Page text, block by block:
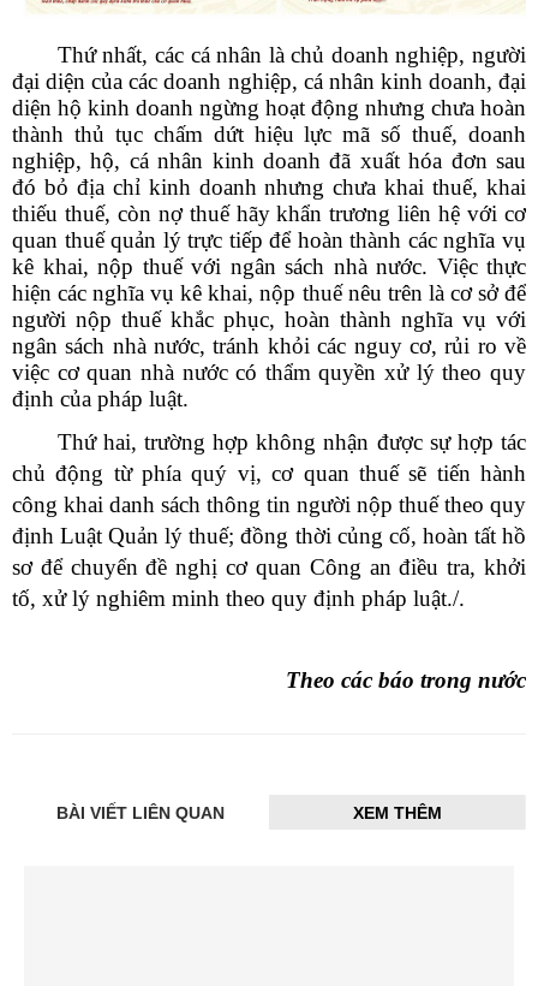
Thứ nhất, các cá nhân là chủ doanh nghiệp, người
đại diện của các doanh nghiệp, cá nhân kinh doanh, đại
diện hộ kinh doanh ngừng hoạt động nhưng chưa hoàn
thành thủ tục chấm dứt hiệu lực mã số thuế, doanh
nghiệp, hộ, cá nhân kinh doanh đã xuất hóa đơn sau
đó bỏ địa chỉ kinh doanh nhưng chưa khai thuế, khai
thiếu thuế, còn nợ thuế hãy khẩn trương liên hệ với cơ
quan thuế quản lý trực tiếp để hoàn thành các nghĩa vụ
kê khai, nộp thuế với ngân sách nhà nước. Việc thực
hiện các nghĩa vụ kê khai, nộp thuế nêu trên là cơ sở để
người nộp thuế khắc phục, hoàn thành nghĩa vụ với
ngân sách nhà nước, tránh khỏi các nguy cơ, rủi ro về
việc cơ quan nhà nước có thẩm quyền xử lý theo quy
định của pháp luật.
Thứ hai, trường hợp không nhận được sự hợp tác
chủ động từ phía quý vị, cơ quan thuế sẽ tiến hành
công khai danh sách thông tin người nộp thuế theo quy
định Luật Quản lý thuế; đồng thời củng cố, hoàn tất hồ
sơ để chuyển đề nghị cơ quan Công an điều tra, khởi
tố, xử lý nghiêm minh theo quy định pháp luật./.
Theo các báo trong nước
BÀI VIẾT LIÊN QUAN XEM THÊM